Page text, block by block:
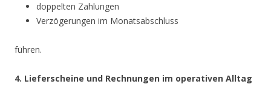
doppelten Zahlungen
Verzögerungen im Monatsabschluss
führen.
4. Lieferscheine und Rechnungen im operativen Alltag